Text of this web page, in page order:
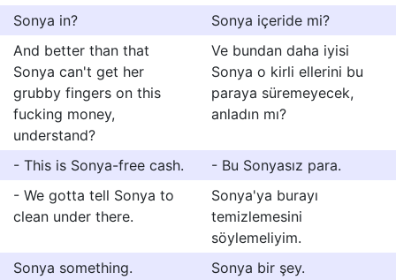
Sonya in?
Sonya içeride mi?
And better than that
Sonya can't get her
grubby fingers on this
fucking money,
understand?
Ve bundan daha iyisi
Sonya o kirli ellerini bu
paraya süremeyecek,
anladın mı?
- This is Sonya-free cash.
- Bu Sonyasız para.
- We gotta tell Sonya to
clean under there.
Sonya'ya burayı
temizlemesini
söylemeliyim.
Sonya something.
Sonya bir şey.